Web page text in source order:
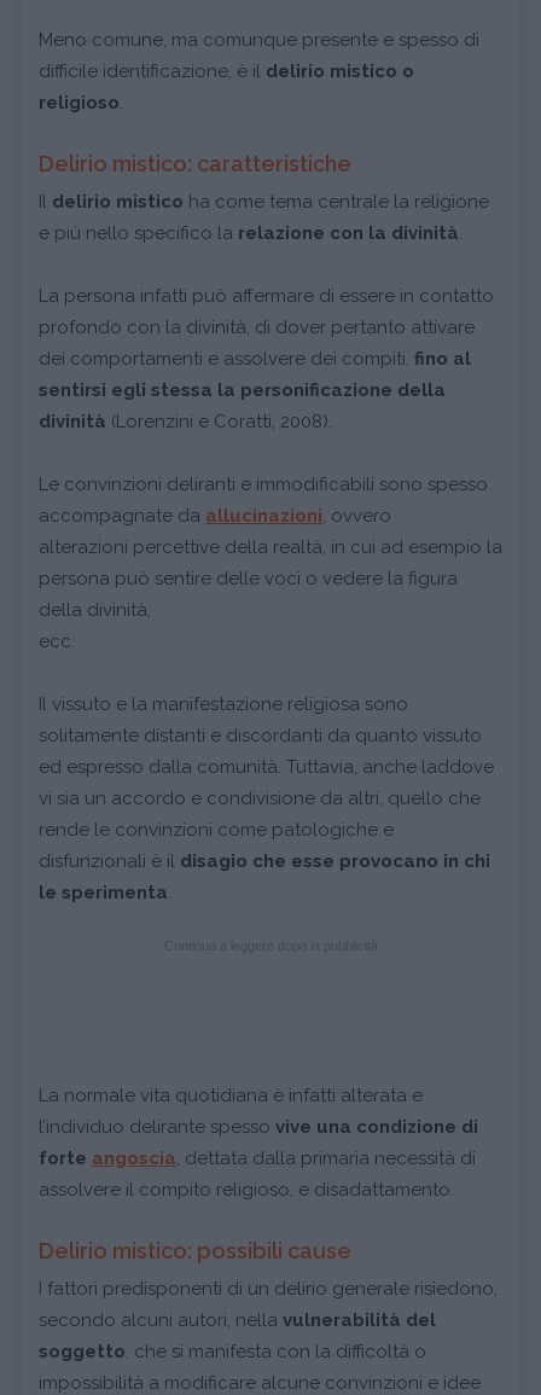
Meno comune, ma comunque presente e spesso di
difficile identificazione, è il delirio mistico o
religioso.
Delirio mistico: caratteristiche
Il delirio mistico ha come tema centrale la religione
e più nello specifico la relazione con la divinità.
La persona infatti può affermare di essere in contatto
profondo con la divinità, di dover pertanto attivare
dei comportamenti e assolvere dei compiti, fino al
sentirsi egli stessa la personificazione della
divinità (Lorenzini e Coratti, 2008).
Le convinzioni deliranti e immodificabili sono spesso
accompagnate da allucinazioni, ovvero
alterazioni percettive della realtà, in cui ad esempio la
persona può sentire delle voci o vedere la figura
della divinità,
ecc.
Il vissuto e la manifestazione religiosa sono
solitamente distanti e discordanti da quanto vissuto
ed espresso dalla comunità. Tuttavia, anche laddove
vi sia un accordo e condivisione da altri, quello che
rende le convinzioni come patologiche e
disfunzionali è il disagio che esse provocano in chi
le sperimenta.
La normale vita quotidiana è infatti alterata e
l’individuo delirante spesso vive una condizione di
forte angoscia, dettata dalla primaria necessità di
assolvere il compito religioso, e disadattamento.
Delirio mistico: possibili cause
I fattori predisponenti di un delirio generale risiedono,
secondo alcuni autori, nella vulnerabilità del
soggetto, che si manifesta con la difficoltà o
impossibilità a modificare alcune convinzioni e idee